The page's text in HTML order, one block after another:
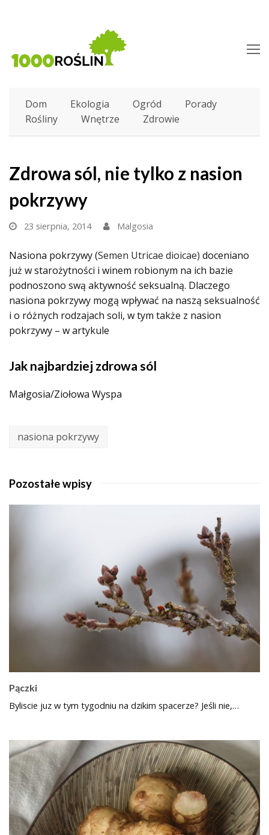
Dom Ekologia Ogród
Porady
Rośliny
Wnętrze Zdrowie
Zdrowa sól, nie tylko z nasion
pokrzywy
23 sierpnia, 2014 Malgosia
Nasiona pokrzywy (Semen Utricae dioicae) doceniano
już w starożytności i winem robionym na ich bazie
podnoszono swą aktywność seksualną. Dlaczego
nasiona pokrzywy mogą wpływać na naszą seksualność
i o różnych rodzajach soli, w tym także z nasion
pokrzywy – w artykule
Jak najbardziej zdrowa sól
Małgosia/Ziołowa Wyspa
nasiona pokrzywy
Pozostałe wpisy
Pączki
Byliscie juz w tym tygodniu na dzikim spacerze? Jeśli nie,…